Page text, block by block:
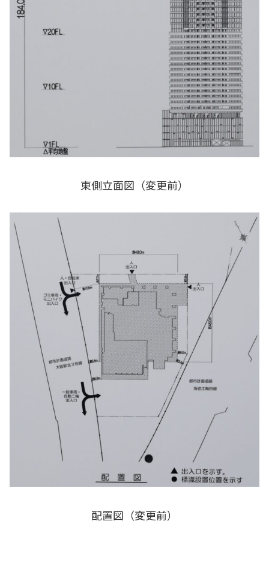
東側立面図（変更前）
配置図（変更前）